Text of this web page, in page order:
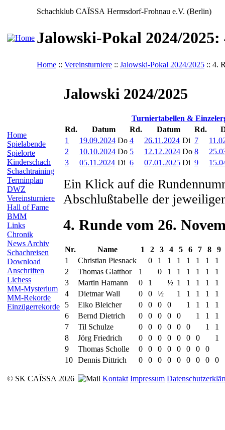
Schachklub CAÏSSA Hermsdorf-Frohnau e.V. (Berlin)
Jalowski-Pokal 2024/2025:
Home :: Vereinsturniere :: Jalowski-Pokal 2024/2025 :: 4.
Home
Spielabende
Spielorte
Kinderschach
Schachtraining
Terminplan
DWZ
Vereinsturniere
Hall of Fame
BMM
Links
Chronik
News Archiv
Schachreisen
Download
Anschriften
Lichess
MM-Mysterium
MM-Rekorde
Einzügerrekorde
Jalowski 2024/2025
Turniertabellen &
Rd.
Datum Rd. Datum Rd.
1
19.09.2024 Do 4 26.11.2024 Di 7
2
10.10.2024 Do 5 12.12.2024 Do 8
3
05.11.2024 Di 6 07.01.2025 Di 9
Ein Klick auf die
Abschlußtabelle der
4. Runde vom 26.
Nr. Name 1 2 3 4 5 6 7 8 9
1
Christian Piesnack 0 1 1 1 1 1 1 1
2
Thomas Glatthor 1 0 1 1 1 1 1 1
3
Martin Hamann 0 1 ½ 1 1 1 1 1
4
Dietmar Wall 0 0 ½ 1 1 1 1 1
5
Eiko Bleicher 0 0 0 0 1 1 1 1
6
Bernd Dietrich 0 0 0 0 0 1 1 1
7
Til Schulze 0 0 0 0 0 0 1 1
8
Jörg Friedrich 0 0 0 0 0 0 0 1
9
Thomas Scholle 0 0 0 0 0 0 0 0
10 Dennis Dittrich 0 0 0 0 0 0 0 0 0
© SK CAÏSSA 2026 Kontakt Impressum